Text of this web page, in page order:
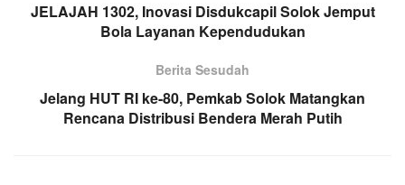
JELAJAH 1302, Inovasi Disdukcapil Solok Jemput
Bola Layanan Kependudukan
Berita Sesudah
Jelang HUT RI ke-80, Pemkab Solok Matangkan
Rencana Distribusi Bendera Merah Putih